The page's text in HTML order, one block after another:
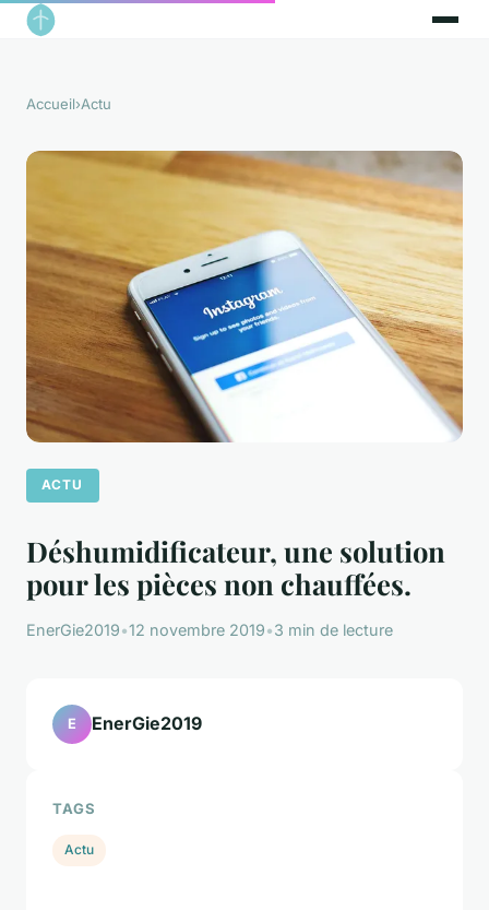
Accueil›Actu
ACTU
Déshumidificateur, une solution
pour les pièces non chauffées.
EnerGie2019•12 novembre 2019•3 min de lecture
E EnerGie2019
TAGS
Actu